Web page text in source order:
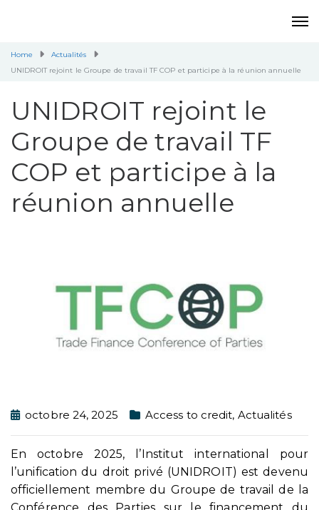
Home
Actualités
UNIDROIT rejoint le Groupe de travail TF COP et participe à la réunion annuelle
UNIDROIT rejoint le
Groupe de travail TF
COP et participe à la
réunion annuelle
octobre 24, 2025 Access to credit, Actualités
En octobre 2025, l’Institut international pour
l’unification du droit privé (UNIDROIT) est devenu
officiellement membre du Groupe de travail de la